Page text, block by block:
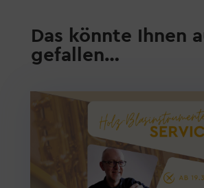
Das könnte Ihnen
gefallen…